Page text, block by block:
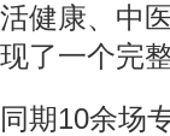
活健康、中
现了一个完
同期10余场